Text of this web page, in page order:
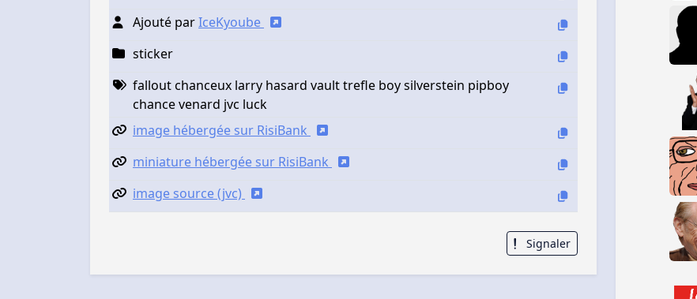
Ajouté parIceKyoube
sticker
fallout chanceux larry hasard vault trefle boy silverstein pipboy
chance venard jvc luck
image hébergée sur RisiBank
miniature hébergée sur RisiBank
image source (jvc)
Signaler